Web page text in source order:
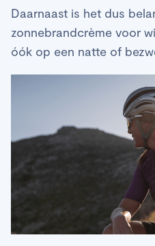
Daarnaast is het dus
zonnebrandcrème voor
óók op een natte of